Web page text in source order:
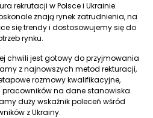
rekrutacji w Polsce i Ukrainie.
znają rynek zatrudnienia, na
się trendy i dostosowujemy się do
rynku.
chwili jest gotowy do przyjmowania
z najnowszych metod rekturacji,
rozmowy kwalifikacyjne,
na dane stanowiska.
duży wskaźnik poleceń wśród
z Ukrainy.